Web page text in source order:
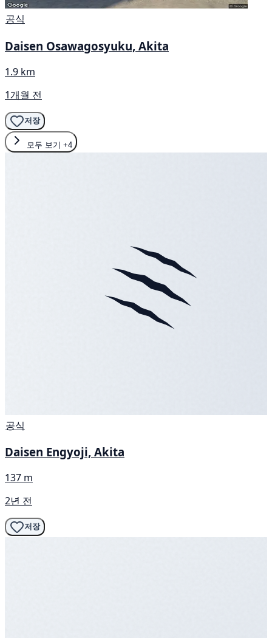
공식
Daisen Osawagosyuku, Akita
1.9 km
1개월 전
저장
모두 보기 +4
공식
Daisen Engyoji, Akita
137 m
2년 전
저장